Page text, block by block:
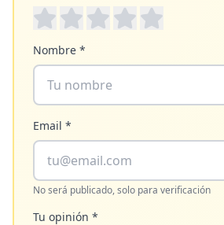
Nombre *
Email *
No será publicado, solo para verificación
Tu opinión *